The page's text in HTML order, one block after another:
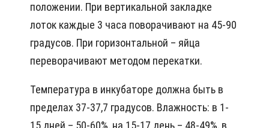
положении. При вертикальной закладке
лоток каждые 3 часа поворачивают на 45-90
градусов. При горизонтальной – яйца
переворачивают методом перекатки.
Температура в инкубаторе должна быть в
пределах 37-37,7 градусов. Влажность: в 1-